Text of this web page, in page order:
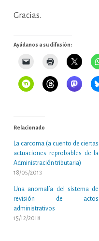
Gracias.
Ayúdanos a su difusión:
Relacionado
La carcoma (a cuento de ciertas
actuaciones reprobables de la
Administración tributaria)
18/05/2013
Una anomalía del sistema de
revisión de actos
administrativos
15/12/2018